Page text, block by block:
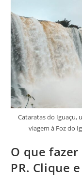
Cataratas do Iguaçu,
viagem à Foz do
O que fazer
PR. Clique